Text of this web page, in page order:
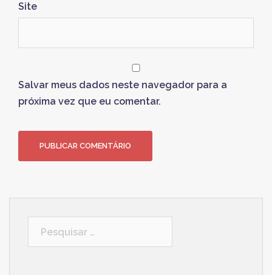
Site
Salvar meus dados neste navegador para a
próxima vez que eu comentar.